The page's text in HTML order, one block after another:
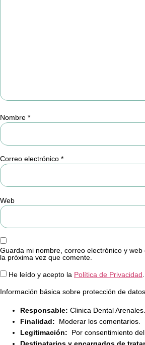
Nombre *
Correo electrónico *
Web
Guarda mi nombre, correo electrónico y
la próxima vez que comente.
He leído y acepto la Política de Privacidad
Información básica sobre protección de datos
Responsable: Clinica Dental Arenales.
Finalidad: Moderar los comentarios.
Legitimación: Por consentimiento